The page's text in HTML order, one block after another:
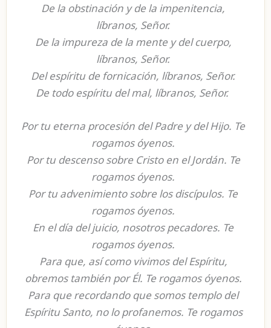
De la obstinación y de la impenitencia,
líbranos, Señor.
De la impureza de la mente y del cuerpo,
líbranos, Señor.
Del espíritu de fornicación, líbranos, Señor.
De todo espíritu del mal, líbranos, Señor.
Por tu eterna procesión del Padre y del Hijo. Te
rogamos óyenos.
Por tu descenso sobre Cristo en el Jordán. Te
rogamos óyenos.
Por tu advenimiento sobre los discípulos. Te
rogamos óyenos.
En el día del juicio, nosotros pecadores. Te
rogamos óyenos.
Para que, así como vivimos del Espíritu,
obremos también por Él. Te rogamos óyenos.
Para que recordando que somos templo del
Espíritu Santo, no lo profanemos. Te rogamos